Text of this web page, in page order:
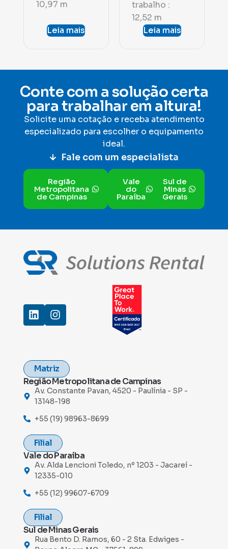
10,97 m
Leia mais
trabalho :
12,52 m
Leia mais
Conte com a solução certa
para trabalhar em altura!
Solicite uma cotação e receba atendimento
especializado para escolher o equipamento
ideal.
Fale com um especialista
Região
Metropolitana
de Campinas
Vale
do
Paraíba
Sul de
MInas
Gerais
Matriz
Região Metropolitana de Campinas
Av. Constante Pavan, 4520 - Paulínia - SP -
13148-198
+55 (19) 98963-8699
Filial
Vale do Paraíba
Av. Alda Lencioni Toledo, nº 1203 - Jacareí -
12335-010
+55 (12) 99607-6709
Filial
Sul de Minas Gerais
Rua Bento D. Ramos, 60 - 2 Sta. Edwiges -